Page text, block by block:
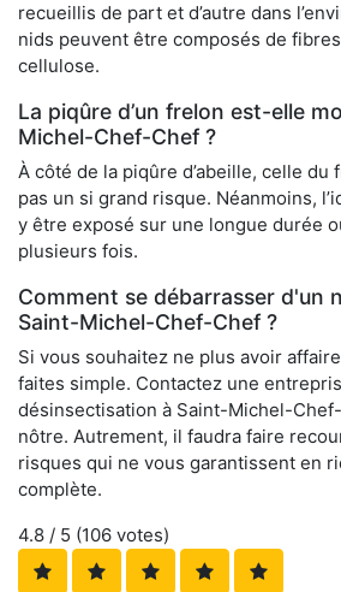
recueillis de part et d’autre dans
nids peuvent être composés de
cellulose.
La piqûre d’un frelon est-elle
Michel-Chef-Chef ?
À côté de la piqûre d’abeille, celle du
pas un si grand risque. Néanmoins,
y être exposé sur une longue durée
plusieurs fois.
Comment se débarrasser d'un
Saint-Michel-Chef-Chef ?
Si vous souhaitez ne plus avoir
faites simple. Contactez une
désinsectisation à Saint-Michel-
nôtre. Autrement, il faudra faire
risques qui ne vous garantissent en
complète.
4.8 / 5 (106 votes)